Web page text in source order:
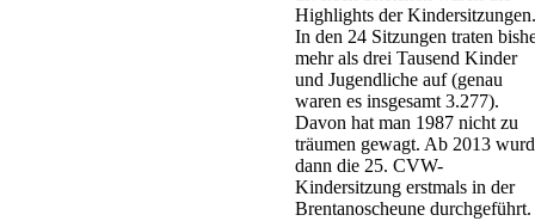
Highlights der Kindersitzungen.
In den 24 Sitzungen traten
mehr als drei Tausend Kinder
und Jugendliche auf (genau
waren es insgesamt 3.277).
Davon hat man 1987 nicht zu
träumen gewagt. Ab 2013
dann die 25. CVW-
Kindersitzung erstmals in der
Brentanoscheune durchgeführt.